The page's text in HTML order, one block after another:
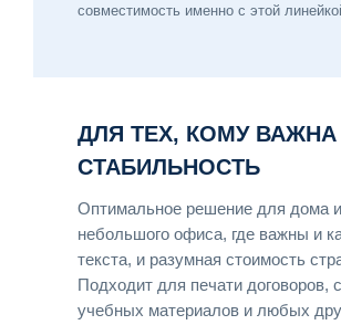
совместимость именно с этой
ДЛЯ ТЕХ, КОМУ ВАЖНА
СТАБИЛЬНОСТЬ
Оптимальное решение для дома и
небольшого офиса, где важны и
текста, и разумная стоимость
Подходит для печати договоров,
учебных материалов и любых